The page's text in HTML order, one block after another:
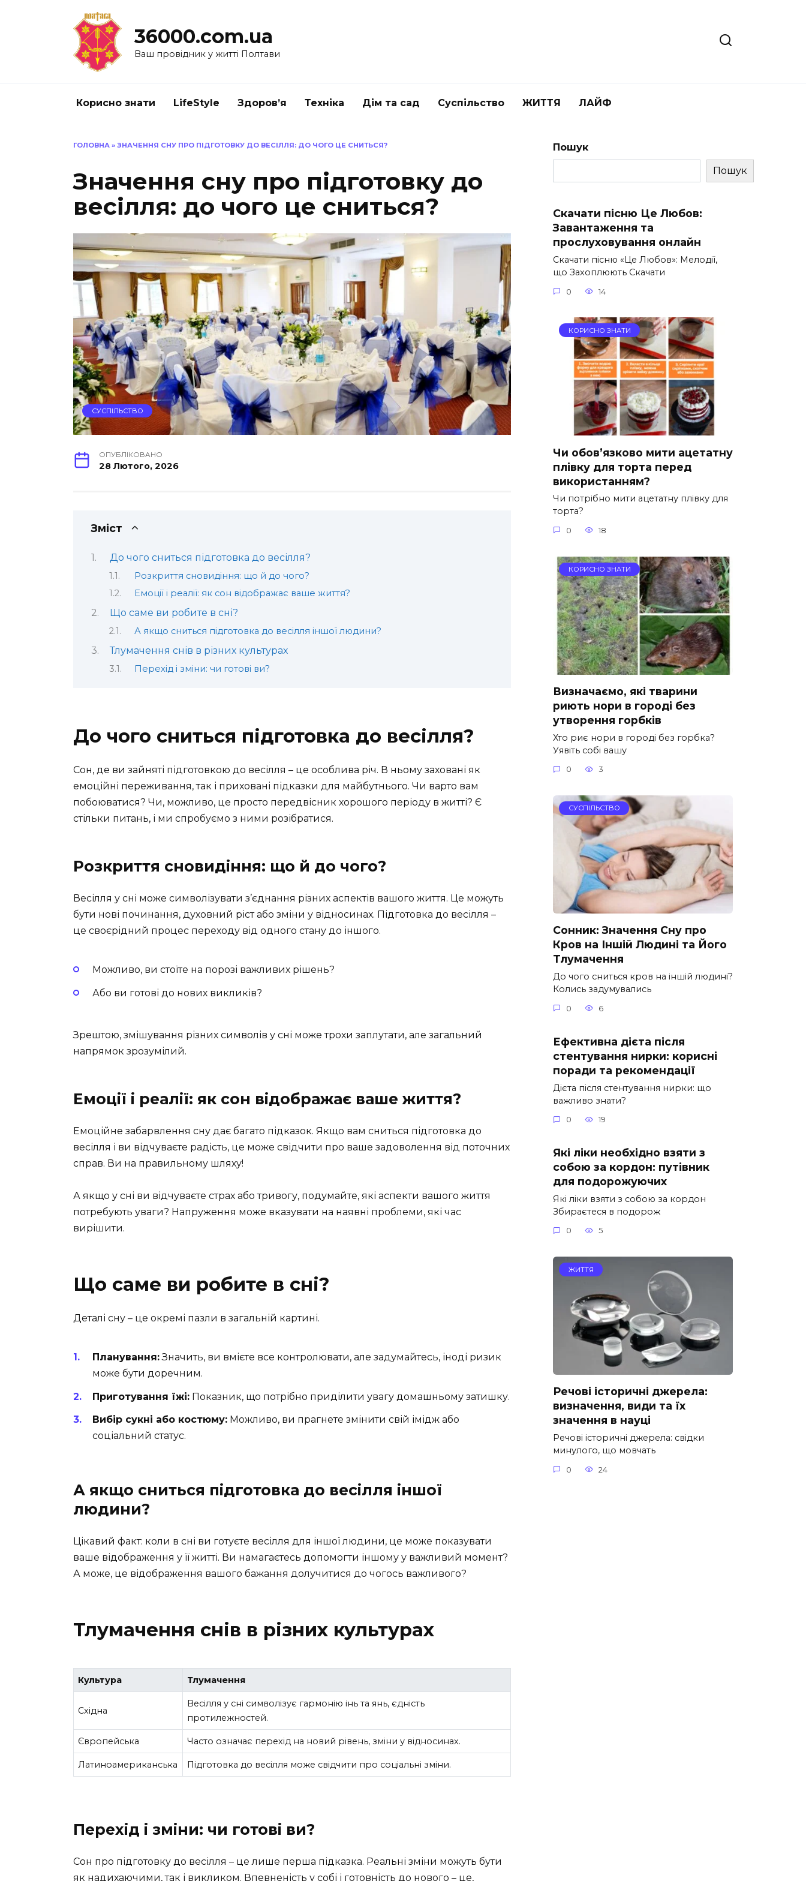
36000.com.ua
Ваш провідник у житті Полтави
Корисно знати LifeStyle Здоров’я Техніка Дім та сад Суспільство ЖИТТЯ ЛАЙФ
ГОЛОВНА » ЗНАЧЕННЯ СНУ ПРО ПІДГОТОВКУ ДО ВЕСІЛЛЯ: ДО ЧОГО ЦЕ СНИТЬСЯ?
Значення сну про підготовку до
весілля: до чого це сниться?
СУСПІЛЬСТВО
ОПУБЛІКОВАНО
28 Лютого, 2026
Зміст
До чого сниться підготовка до весілля?
Розкриття сновидіння: що й до чого?
Емоції і реалії: як сон відображає ваше життя?
Що саме ви робите в сні?
А якщо сниться підготовка до весілля іншої людини?
Тлумачення снів в різних культурах
Перехід і зміни: чи готові ви?
До чого сниться підготовка до весілля?
Сон, де ви зайняті підготовкою до весілля – це особлива річ. В ньому заховані як
емоційні переживання, так і приховані підказки для майбутнього. Чи варто вам
побоюватися? Чи, можливо, це просто передвісник хорошого періоду в житті? Є
стільки питань, і ми спробуємо з ними розібратися.
Розкриття сновидіння: що й до чого?
Весілля у сні може символізувати з’єднання різних аспектів вашого життя. Це можуть
бути нові починання, духовний ріст або зміни у відносинах. Підготовка до весілля –
це своєрідний процес переходу від одного стану до іншого.
Можливо, ви стоїте на порозі важливих рішень?
Або ви готові до нових викликів?
Зрештою, змішування різних символів у сні може трохи заплутати, але загальний
напрямок зрозумілий.
Емоції і реалії: як сон відображає ваше життя?
Емоційне забарвлення сну дає багато підказок. Якщо вам сниться підготовка до
весілля і ви відчуваєте радість, це може свідчити про ваше задоволення від поточних
справ. Ви на правильному шляху!
А якщо у сні ви відчуваєте страх або тривогу, подумайте, які аспекти вашого життя
потребують уваги? Напруження може вказувати на наявні проблеми, які час
вирішити.
Що саме ви робите в сні?
Деталі сну – це окремі пазли в загальній картині.
Планування:Значить, ви вмієте все контролювати, але задумайтесь, іноді ризик
може бути доречним.
Приготування їжі: Показник, що потрібно приділити увагу домашньому затишку.
Вибір сукні або костюму: Можливо, ви прагнете змінити свій імідж або
соціальний статус.
А якщо сниться підготовка до весілля іншої
людини?
Цікавий факт: коли в сні ви готуєте весілля для іншої людини, це може показувати
ваше відображення у її житті. Ви намагаєтесь допомогти іншому у важливий момент?
А може, це відображення вашого бажання долучитися до чогось важливого?
Тлумачення снів в різних культурах
Культура Тлумачення
Східна
Весілля у сні символізує гармонію інь та янь, єдність
протилежностей.
Європейська Часто означає перехід на новий рівень, зміни у відносинах.
Латиноамериканська Підготовка до весілля може свідчити про соціальні зміни.
Перехід і зміни: чи готові ви?
Сон про підготовку до весілля – це лише перша підказка. Реальні зміни можуть бути
як надихаючими, так і викликом. Впевненість у собі і готовність до нового – це,
Пошук
Пошук
Скачати пісню Це Любов:
Завантаження та
прослуховування онлайн
Скачати пісню «Це Любов»: Мелодії,
що Захоплюють Скачати
0 14
КОРИСНО ЗНАТИ
Чи обов’язково мити ацетатну
плівку для торта перед
використанням?
Чи потрібно мити ацетатну плівку для
торта?
0 18
КОРИСНО ЗНАТИ
Визначаємо, які тварини
риють нори в городі без
утворення горбків
Хто риє нори в городі без горбка?
Уявіть собі вашу
0 3
СУСПІЛЬСТВО
Сонник: Значення Сну про
Кров на Іншій Людині та Його
Тлумачення
До чого сниться кров на іншій людині?
Колись задумувались
0 6
Ефективна дієта після
стентування нирки: корисні
поради та рекомендації
Дієта після стентування нирки: що
важливо знати?
0 19
Які ліки необхідно взяти з
собою за кордон: путівник
для подорожуючих
Які ліки взяти з собою за кордон
Збираєтеся в подорож
0 5
ЖИТТЯ
Речові історичні джерела:
визначення, види та їх
значення в науці
Речові історичні джерела: свідки
минулого, що мовчать
0 24